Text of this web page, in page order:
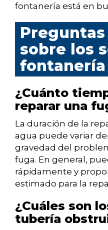
fontanería está en
sobre los
fontanería
¿Cuánto
reparar una
La duración de la
agua puede variar
gravedad del
fuga. En general,
rápidamente y
estimado para la
¿Cuáles son
tubería